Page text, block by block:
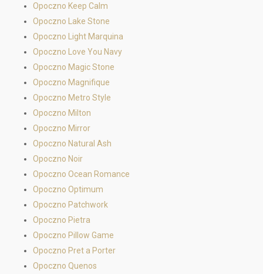
Opoczno Keep Calm
Opoczno Lake Stone
Opoczno Light Marquina
Opoczno Love You Navy
Opoczno Magic Stone
Opoczno Magnifique
Opoczno Metro Style
Opoczno Milton
Opoczno Mirror
Opoczno Natural Ash
Opoczno Noir
Opoczno Ocean Romance
Opoczno Optimum
Opoczno Patchwork
Opoczno Pietra
Opoczno Pillow Game
Opoczno Pret a Porter
Opoczno Quenos